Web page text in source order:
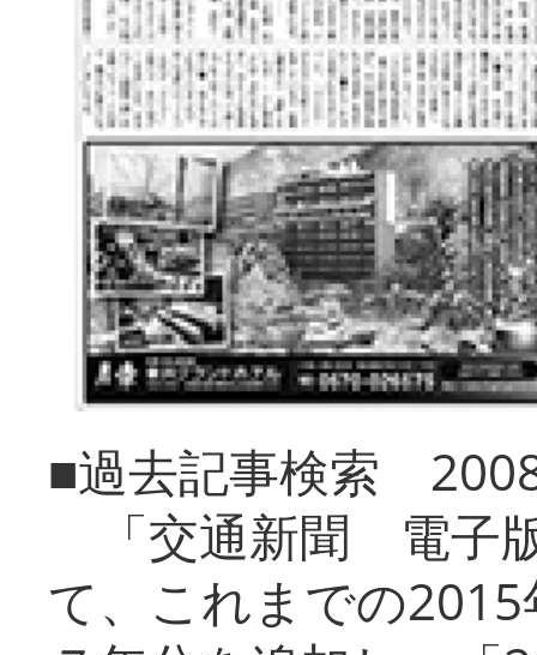
■過去記事検索
「交通新聞 電子
て、これまでの